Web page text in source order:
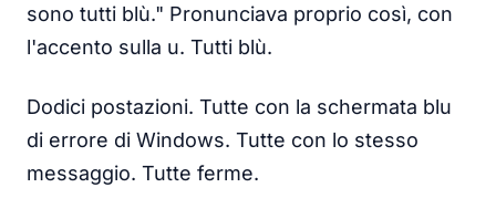
sono tutti blù." Pronunciava proprio così, con
l'accento sulla u. Tutti blù.
Dodici postazioni. Tutte con la schermata blu
di errore di Windows. Tutte con lo stesso
messaggio. Tutte ferme.